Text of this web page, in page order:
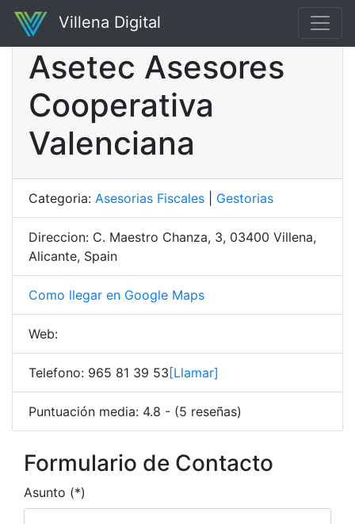
Villena Digital
Asetec Asesores
Cooperativa
Valenciana
Categoria: Asesorias Fiscales Gestorias
Direccion: C. Maestro Chanza, 3, 03400 Villena,
Alicante, Spain
Como llegar en Google Maps
Web:
Telefono: 965 81 39 53 [Llamar]
Puntuación media: 4.8 - (5 reseñas)
Formulario de Contacto
Asunto (*)